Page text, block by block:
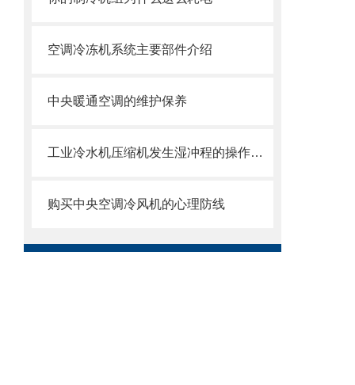
空调冷冻机系统主要部件介绍
中央暖通空调的维护保养
工业冷水机压缩机发生湿冲程的操作管理
购买中央空调冷风机的心理防线